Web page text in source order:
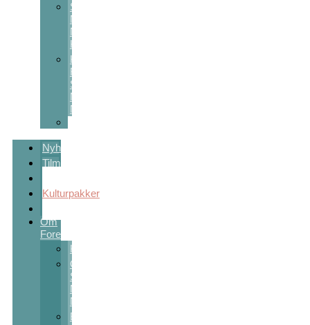
Sct
Michaels
Nats
Kulturpris
Kulturstøtte
Fra
Sct
Michaels
Nat
Nyheder
Tilmelding
Kulturpakker
Om
Foreningen
Kontakt
Om
Sct
Michaels
Nat
Bestyrelsen